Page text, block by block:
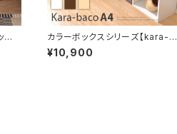
カラーボックスシリーズ【kara-ba
coA4】3段A4サイズ 3個セット
H1457-3SET
¥10,900